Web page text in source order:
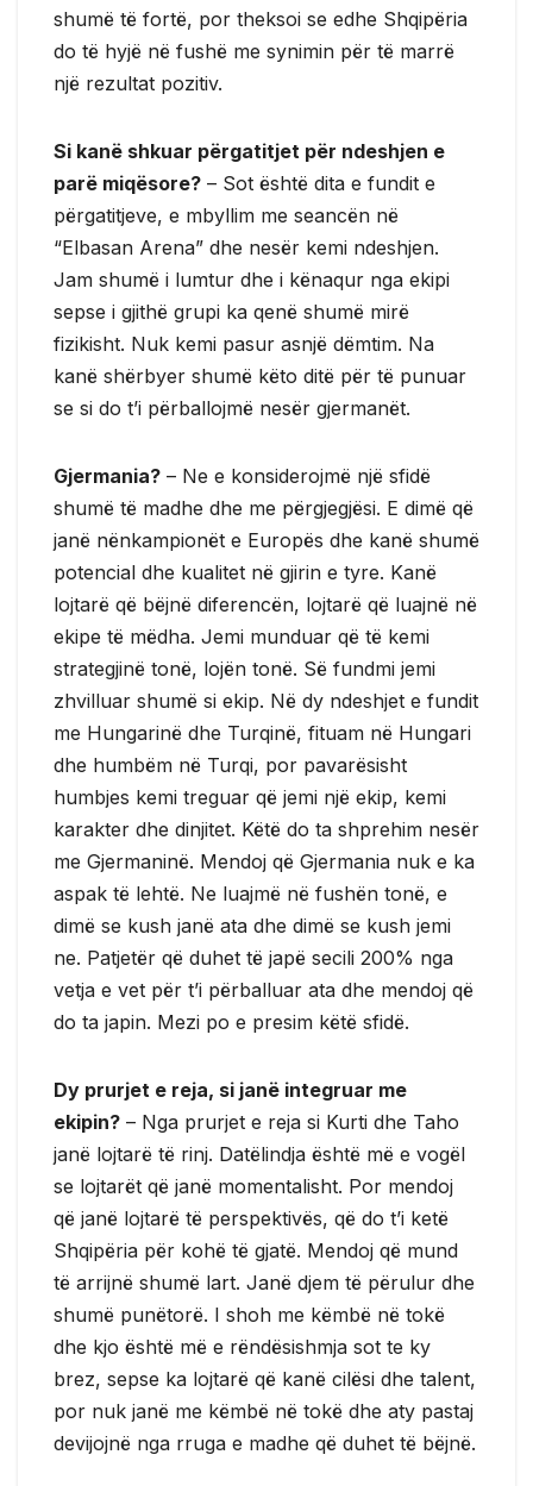
shumë të fortë, por theksoi se edhe Shqipëria
do të hyjë në fushë me synimin për të marrë
një rezultat pozitiv.
Si kanë shkuar përgatitjet për ndeshjen e
parë miqësore? – Sot është dita e fundit e
përgatitjeve, e mbyllim me seancën në
“Elbasan Arena” dhe nesër kemi ndeshjen.
Jam shumë i lumtur dhe i kënaqur nga ekipi
sepse i gjithë grupi ka qenë shumë mirë
fizikisht. Nuk kemi pasur asnjë dëmtim. Na
kanë shërbyer shumë këto ditë për të punuar
se si do t’i përballojmë nesër gjermanët.
Gjermania? – Ne e konsiderojmë një sfidë
shumë të madhe dhe me përgjegjësi. E dimë që
janë nënkampionët e Europës dhe kanë shumë
potencial dhe kualitet në gjirin e tyre. Kanë
lojtarë që bëjnë diferencën, lojtarë që luajnë në
ekipe të mëdha. Jemi munduar që të kemi
strategjinë tonë, lojën tonë. Së fundmi jemi
zhvilluar shumë si ekip. Në dy ndeshjet e fundit
me Hungarinë dhe Turqinë, fituam në Hungari
dhe humbëm në Turqi, por pavarësisht
humbjes kemi treguar që jemi një ekip, kemi
karakter dhe dinjitet. Këtë do ta shprehim nesër
me Gjermaninë. Mendoj që Gjermania nuk e ka
aspak të lehtë. Ne luajmë në fushën tonë, e
dimë se kush janë ata dhe dimë se kush jemi
ne. Patjetër që duhet të japë secili 200% nga
vetja e vet për t’i përballuar ata dhe mendoj që
do ta japin. Mezi po e presim këtë sfidë.
Dy prurjet e reja, si janë integruar me
ekipin? – Nga prurjet e reja si Kurti dhe Taho
janë lojtarë të rinj. Datëlindja është më e vogël
se lojtarët që janë momentalisht. Por mendoj
që janë lojtarë të perspektivës, që do t’i ketë
Shqipëria për kohë të gjatë. Mendoj që mund
të arrijnë shumë lart. Janë djem të përulur dhe
shumë punëtorë. I shoh me këmbë në tokë
dhe kjo është më e rëndësishmja sot te ky
brez, sepse ka lojtarë që kanë cilësi dhe talent,
por nuk janë me këmbë në tokë dhe aty pastaj
devijojnë nga rruga e madhe që duhet të bëjnë.